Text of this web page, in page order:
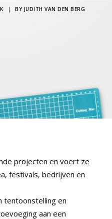
| BY JUDITH VAN DEN BERG
projecten en voert ze
festivals, bedrijven en
tentoonstelling en
aan een